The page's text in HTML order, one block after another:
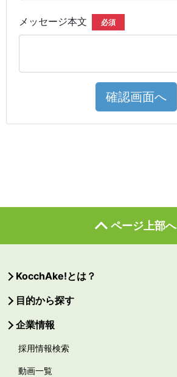
メッセージ本文 必須
確認画面へ
ページ上部へ
KocchAke!とは？
目的から探す
企業情報
採用情報検索
動画一覧